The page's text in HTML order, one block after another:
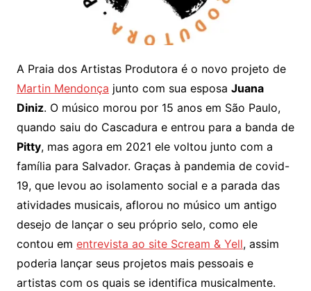
A Praia dos Artistas Produtora é o novo projeto de
Martin Mendonça junto com sua esposa Juana
Diniz. O músico morou por 15 anos em São Paulo,
quando saiu do Cascadura e entrou para a banda de
Pitty, mas agora em 2021 ele voltou junto com a
família para Salvador. Graças à pandemia de covid-
19, que levou ao isolamento social e a parada das
atividades musicais, aflorou no músico um antigo
desejo de lançar o seu próprio selo, como ele
contou em entrevista ao site Scream & Yell, assim
poderia lançar seus projetos mais pessoais e
artistas com os quais se identifica musicalmente.